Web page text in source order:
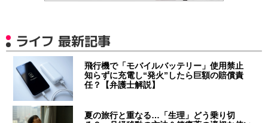
ライフ 最新記事
飛行機で「モバイルバッテリー」使用禁止
知らずに充電し“発火”したら巨額の賠償責
任？【弁護士解説】
夏の旅行と重なる…「生理」どう乗り切